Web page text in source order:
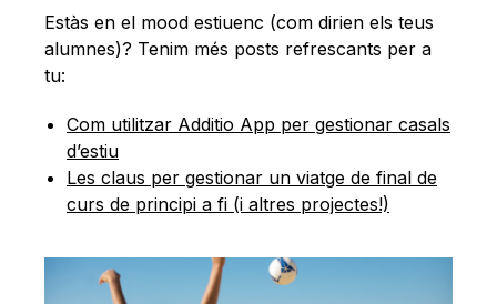
Estàs en el mood estiuenc (com dirien els teus
alumnes)? Tenim més posts refrescants per a
tu:
Com utilitzar Additio App per gestionar casals
d’estiu
Les claus per gestionar un viatge de final de
curs de principi a fi (i altres projectes!)